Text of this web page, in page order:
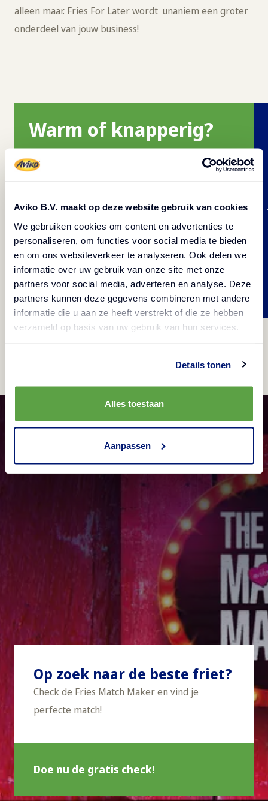
Aviko B.V. maakt op deze website gebruik van cookies
We gebruiken cookies om content en advertenties te
personaliseren, om functies voor social media te bieden
en om ons websiteverkeer te analyseren. Ook delen we
informatie over uw gebruik van onze site met onze
partners voor social media, adverteren en analyse. Deze
partners kunnen deze gegevens combineren met andere
informatie die u aan ze heeft verstrekt of die ze hebben
verzameld op basis van uw gebruik van hun services.
Details tonen
Alles toestaan
Aanpassen
alleen maar. Fries For Later wordt unaniem een groter
onderdeel van jouw business!
Warm of knapperig?
Wat vinden jouw klanten belangrijker? Dat
blijft? Met de juiste friet zal jouw omzet
groeien!
Check gratis de Fries Match
Maker!
Op zoek naar de beste friet?
Check de Fries Match Maker en vind je
perfecte match!
Doe nu de gratis check!